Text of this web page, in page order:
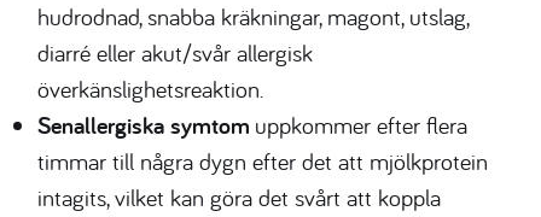
hudrodnad,snabba kräkningar, magont, utslag,
diarré eller akut/svår allergisk
överkänslighetsreaktion.
Senallergiska symtom uppkommer efter flera
timmar till några dygn efter det att mjölkprotein
intagits, vilket kan göra det svårt att koppla